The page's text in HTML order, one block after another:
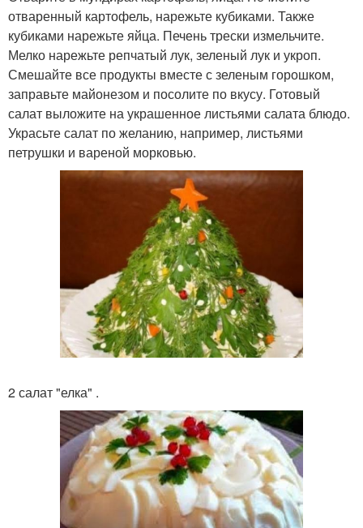
отваренный картофель, нарежьте кубиками. Также
кубиками нарежьте яйца. Печень трески измельчите.
Мелко нарежьте репчатый лук, зеленый лук и укроп.
Смешайте все продукты вместе с зеленым горошком,
заправьте майонезом и посолите по вкусу. Готовый
салат выложите на украшенное листьями салата блюдо.
Украсьте салат по желанию, например, листьями
петрушки и вареной морковью.
2 салат "елка" .